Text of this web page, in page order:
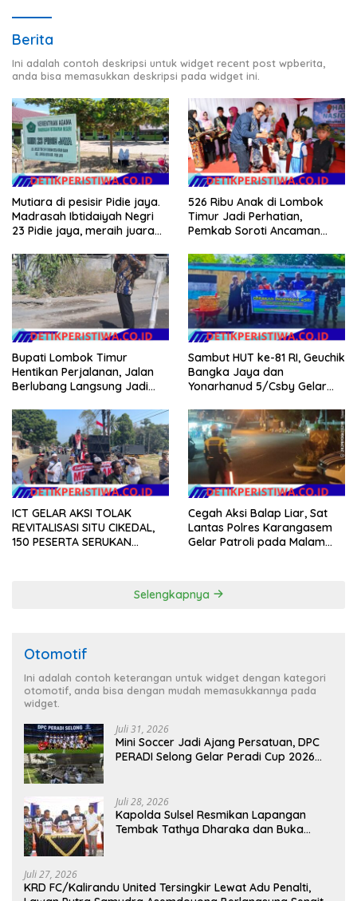
Berita
Ini adalah contoh deskripsi untuk widget recent post wpberita,
anda bisa memasukkan deskripsi pada widget ini.
Mutiara di pesisir Pidie jaya.
Madrasah Ibtidaiyah Negri
23 Pidie jaya, meraih juara
526 Ribu Anak di Lombok
Timur Jadi Perhatian,
Pemkab Soroti Ancaman
Pernikahan Dini
Bupati Lombok Timur
Hentikan Perjalanan, Jalan
Berlubang Langsung Jadi
Sambut HUT ke-81 RI, Geuchik
Bangka Jaya dan
Yonarhanud 5/Csby Gelar
Gerakan Indonesia Asri
ICT GELAR AKSI TOLAK
REVITALISASI SITU CIKEDAL,
150 PESERTA SERUKAN
Cegah Aksi Balap Liar, Sat
Lantas Polres Karangasem
Gelar Patroli pada Malam
Selengkapnya
Otomotif
Ini adalah contoh keterangan untuk widget dengan kategori
otomotif, anda bisa dengan mudah memasukkannya pada
widget.
Juli 31, 2026
Mini Soccer Jadi Ajang Persatuan, DPC
PERADI Selong Gelar Peradi Cup 2026
Juli 28, 2026
Kapolda Sulsel Resmikan Lapangan
Tembak Tathya Dharaka dan Buka
Juli 27, 2026
KRD FC/Kalirandu United Tersingkir Lewat Adu Penalti,